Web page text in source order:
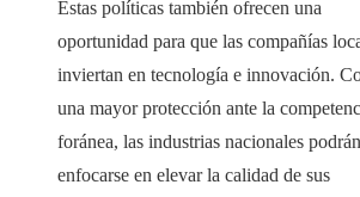
Estas políticas también ofrecen una
oportunidad para que las compañías
inviertan en tecnología e innovación.
una mayor protección ante la
foránea, las industrias nacionales podrán
enfocarse en elevar la calidad de sus